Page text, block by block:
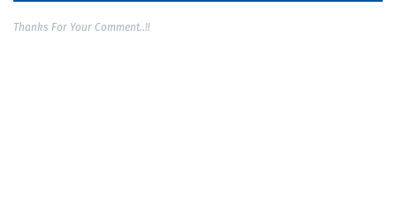
Thanks For Your Comment..!!